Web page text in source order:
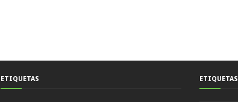
ETIQUETAS ETIQUETAS